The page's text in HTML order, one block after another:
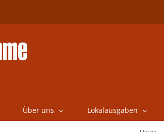
Über uns Lokalausgaben